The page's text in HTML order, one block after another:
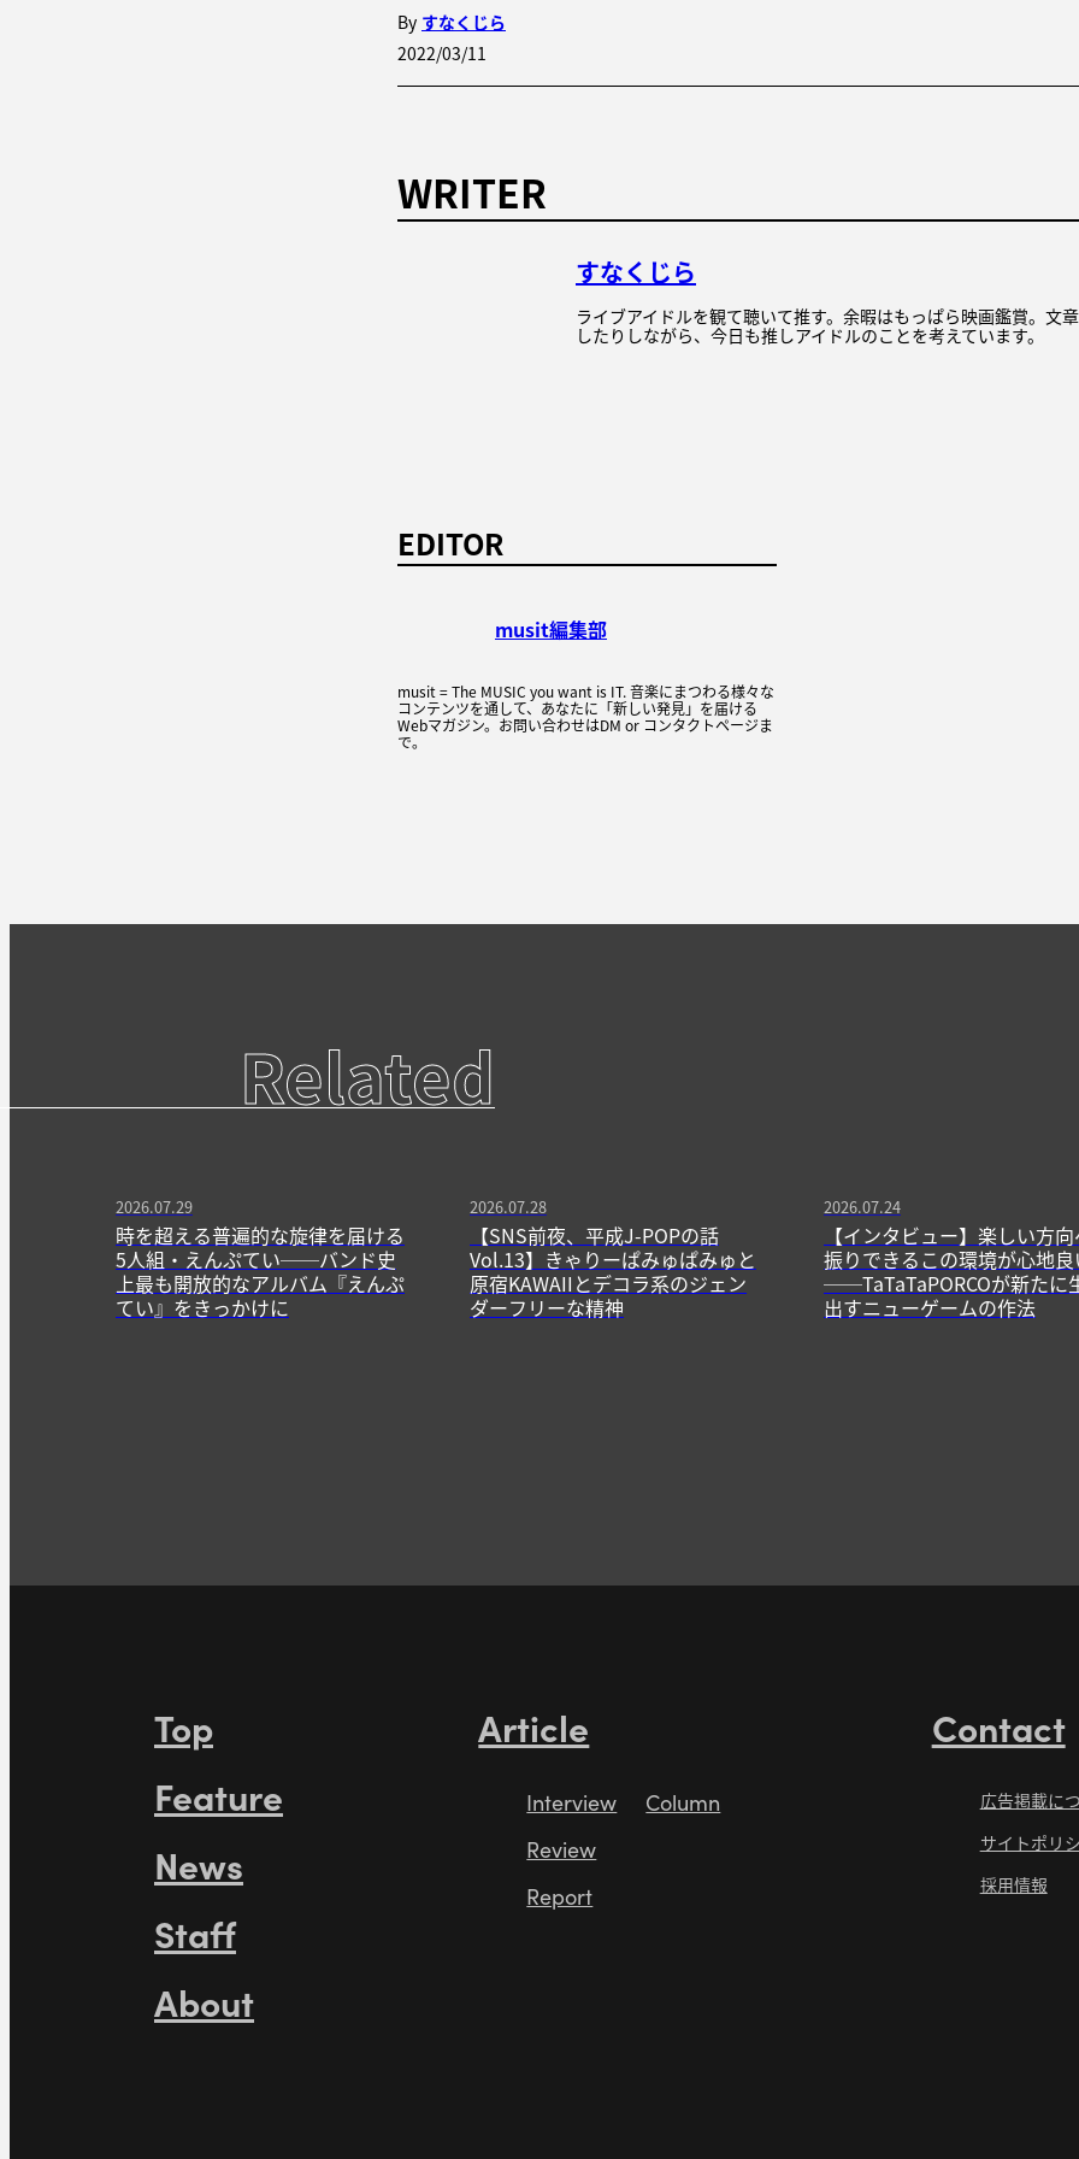
By すなくじら
2022/03/11
WRITER
すなくじら
ライブアイドルを観て聴いて推す。余暇はもっぱら映画鑑賞。文
したりしながら、今日も推しアイドルのことを考えています。
EDITOR
musit編集部
musit = The MUSIC you want is IT. 音楽にまつわる様々な
コンテンツを通して、あなたに「新しい発見」を届ける
Webマガジン。お問い合わせはDM or コンタクトページま
で。
Related
2026.07.29
時を超える普遍的な旋律を届ける
5人組・えんぷてい──バンド史
上最も開放的なアルバム『えんぷ
てい』をきっかけに
2026.07.28
【SNS前夜、平成J-POPの話
Vol.13】きゃりーぱみゅぱみゅと
原宿KAWAIIとデコラ系のジェン
ダーフリーな精神
2026.07.24
【インタビュー】楽しい方
振りできるこの環境が心地良
──TaTaTaPORCOが新たに
出すニューゲームの作法
Top
Feature
News
Staff
About
Article
Interview
Review
Report
Column
Contact
広告掲載に
サイトポリ
採用情報